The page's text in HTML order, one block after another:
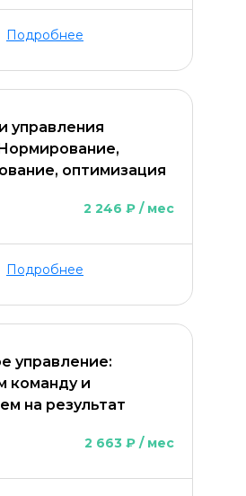
Подробнее
управления
оптимизация
2 246 ₽ / мес
Подробнее
управление:
команду и
на результат
2 663 ₽ / мес